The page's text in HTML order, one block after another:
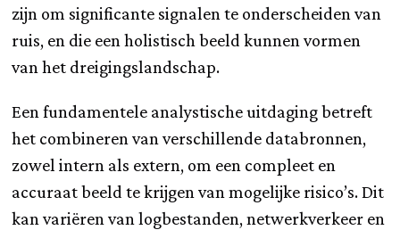
zijn om significante signalen te onderscheiden van
ruis, en die een holistisch beeld kunnen vormen
van het dreigingslandschap.
Een fundamentele analystische uitdaging betreft
het combineren van verschillende databronnen,
zowel intern als extern, om een compleet en
accuraat beeld te krijgen van mogelijke risico’s. Dit
kan variëren van logbestanden, netwerkverkeer en